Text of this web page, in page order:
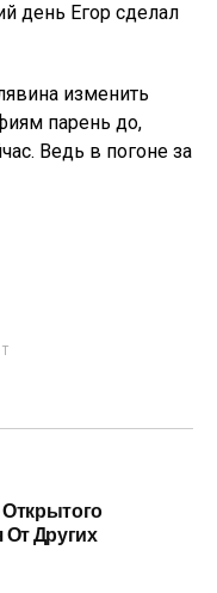
день Егор сделал
изменить
парень до,
Ведь в погоне за
От Других